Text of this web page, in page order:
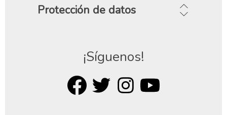
Protección de datos
¡Síguenos!